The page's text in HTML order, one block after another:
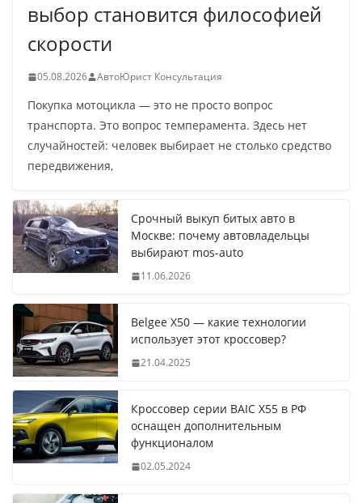
выбор становится философией
скорости
05.08.2026 АвтоЮрист Консультация
Покупка мотоцикла — это не просто вопрос
транспорта. Это вопрос темперамента. Здесь нет
случайностей: человек выбирает не столько средство
передвижения,
Срочный выкуп битых авто в
Москве: почему автовладельцы
выбирают mos-auto
11.06.2026
Belgee X50 — какие технологии
использует этот кроссовер?
21.04.2025
Кроссовер серии BAIC X55 в РФ
оснащен дополнительным
функционалом
02.05.2024